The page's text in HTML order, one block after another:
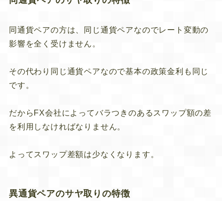
同通貨ペアの方は、同じ通貨ペアなのでレート変動の
影響を全く受けません。
その代わり同じ通貨ペアなので基本の政策金利も同じ
です。
だからFX会社によってバラつきのあるスワップ額の差
を利用しなければなりません。
よってスワップ差額は少なくなります。
異通貨ペアのサヤ取りの特徴